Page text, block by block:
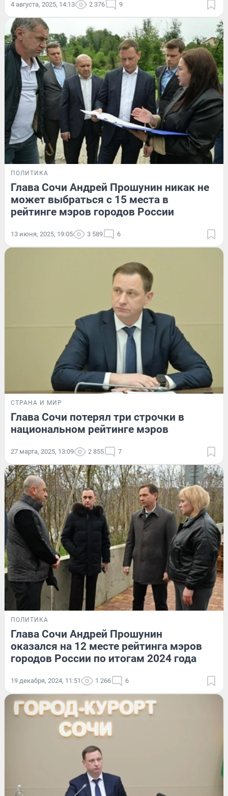
4 августа, 2025, 14:13 2 376 9
ПОЛИТИКА
Глава Сочи Андрей Прошунин никак не
может выбраться с 15 места в
рейтинге мэров городов России
13 июня, 2025, 19:05 3 589 6
СТРАНА И МИР
Глава Сочи потерял три строчки в
национальном рейтинге мэров
27 марта, 2025, 13:09 2 855 7
ПОЛИТИКА
Глава Сочи Андрей Прошунин
оказался на 12 месте рейтинга мэров
городов России по итогам 2024 года
19 декабря, 2024, 11:51 1 266 6